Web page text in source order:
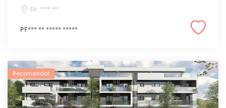
Str. **** ***
PF*** ** ***** *****
Recomandat